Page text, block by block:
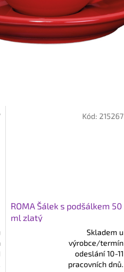
ROMA Šálek s podšálkem 50
ml zlatý
Skladem u
výrobce/termín
odeslání 10-11
pracovních dnů.
Kód: 215267